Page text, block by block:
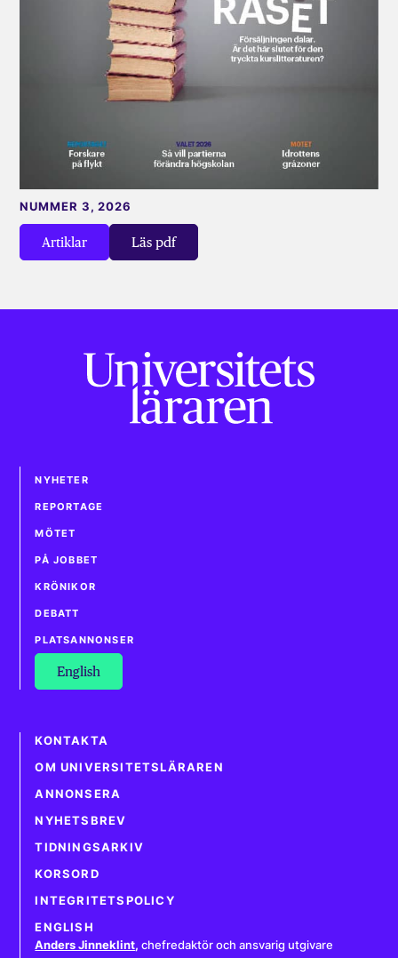
Artiklar Läs pdf
NUMMER 3, 2026
NYHETER
REPORTAGE
MÖTET
PÅ JOBBET
KRÖNIKOR
DEBATT
PLATSANNONSER
English
KONTAKTA
OM UNIVERSITETSLÄRAREN
ANNONSERA
NYHETSBREV
TIDNINGSARKIV
KORSORD
INTEGRITETSPOLICY
ENGLISH
Anders Jinneklint, chefredaktör och ansvarig utgivare